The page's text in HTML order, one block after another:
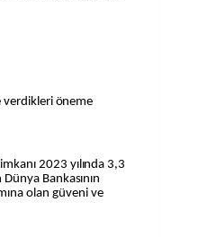
verdikleri öneme
2023 yılında 3,3
Bankasının
olan güveni ve